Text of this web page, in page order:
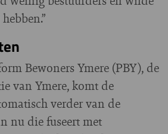
Bewoners Ymere (PBY), de
van Ymere, komt de
verder van de
nu die fuseert met